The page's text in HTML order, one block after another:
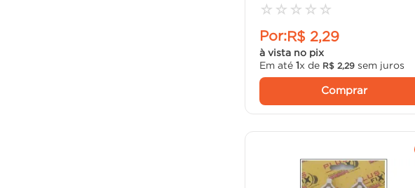
☆ ☆ ☆ ☆ ☆
Por:R$ 2,29
à vista no pix
Em até 1x de R$ 2, 29sem juros
Comprar